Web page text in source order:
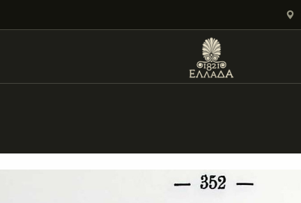
ΞΥΛΌΚΑΣΤΡΟ –
ΕΥΡΩΣΤΊΝΗ